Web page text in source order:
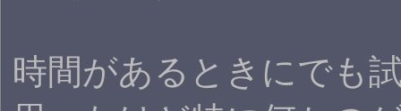
時間があるときにでも